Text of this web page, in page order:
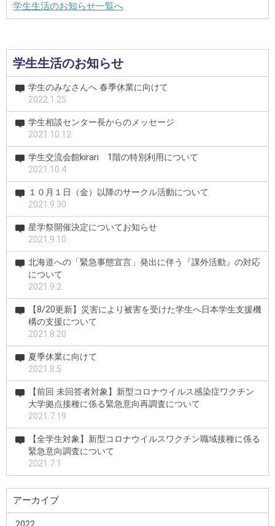
学生生活のお知らせ一覧へ
学生生活のお知らせ
学生のみなさんへ 春季休業に向けて
2022.1.25
学生相談センター長からのメッセージ
2021.10.12
学生交流会館kirari 1階の特別利用について
2021.10.4
１０月１日（金）以降のサークル活動について
2021.9.30
星学祭開催決定についてお知らせ
2021.9.10
北海道への「緊急事態宣言」発出に伴う『課外活動』の対応
について
2021.9.2
【8/20更新】災害により被害を受けた学生へ日本学生支援機
構の支援について
2021.8.20
夏季休業に向けて
2021.8.5
【前回 未回答者対象】新型コロナウイルス感染症ワクチン
大学拠点接種に係る緊急意向再調査について
2021.7.19
【全学生対象】新型コロナウイルスワクチン職域接種に係る
緊急意向調査について
2021.7.1
アーカイブ